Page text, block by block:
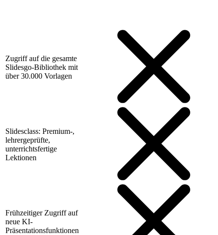
Zugriff auf die gesamte
Slidesgo-Bibliothek mit
über 30.000 Vorlagen
Slidesclass: Premium-,
lehrergeprüfte,
unterrichtsfertige
Lektionen
Frühzeitiger Zugriff auf
neue KI-
Präsentationsfunktionen